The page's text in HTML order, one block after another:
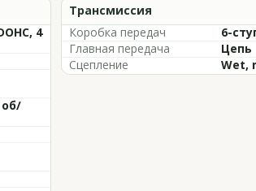
4
об/
Трансмиссия
Коробка передач
6-
Главная передача
Цепь
Сцепление
Wet,